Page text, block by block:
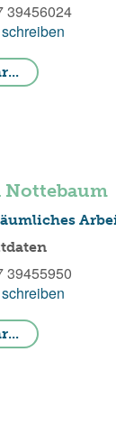
39456024
Nottebaum
39455950